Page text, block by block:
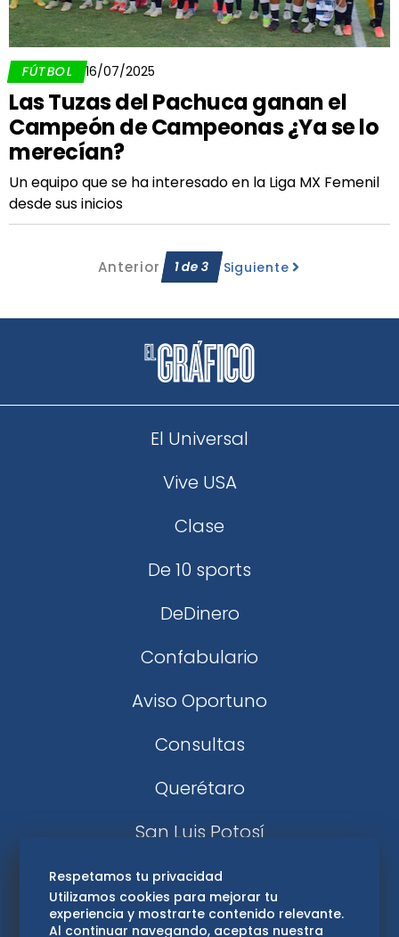
FÚTBOL 16/07/2025
Las Tuzas del Pachuca ganan el
Campeón de Campeonas ¿Ya se lo
merecían?
Un equipo que se ha interesado en la Liga MX Femenil
desde sus inicios
Anterior 1de3 Siguiente
El Universal
Vive USA
Clase
De 10 sports
DeDinero
Confabulario
Aviso Oportuno
Consultas
Querétaro
San Luis Potosí
Edomex
Consultas
Respetamos tu privacidad
Utilizamos cookies para mejorar tu
experiencia y mostrarte contenido relevante.
Al continuar navegando, aceptas nuestra